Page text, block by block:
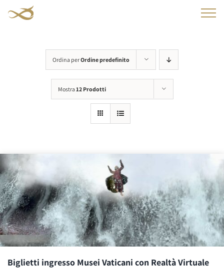
Ordina perOrdine predefinito
Mostra12 Prodotti
Biglietti ingresso Musei Vaticani con Realtà Virtuale